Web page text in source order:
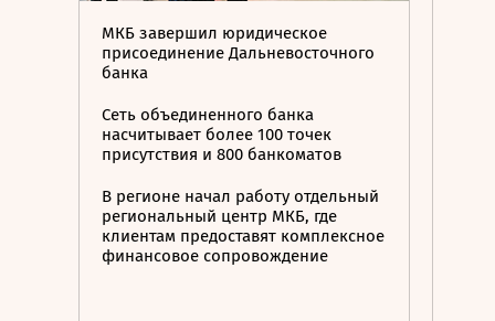
МКБ завершил юридическое
присоединение Дальневосточного
банка
Сеть объединенного банка
насчитывает более 100 точек
присутствия и 800 банкоматов
В регионе начал работу отдельный
региональный центр МКБ, где
клиентам предоставят комплексное
финансовое сопровождение